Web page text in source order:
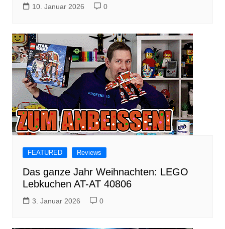
10. Januar 2026 0
FEATURED Reviews
Das ganze Jahr Weihnachten: LEGO
Lebkuchen AT-AT 40806
3. Januar 2026 0